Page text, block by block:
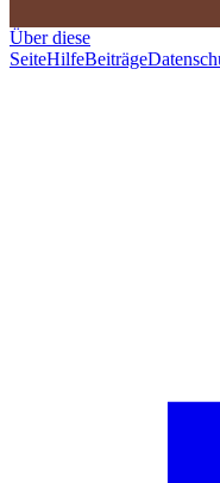
Über diese
SeiteHilfeBeiträge